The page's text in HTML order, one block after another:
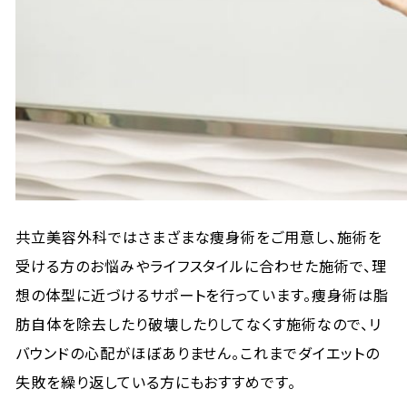
共立美容外科ではさまざまな痩身術をご用意し、施術を
受ける方のお悩みやライフスタイルに合わせた施術で、理
想の体型に近づけるサポートを行っています。痩身術は脂
肪自体を除去したり破壊したりしてなくす施術なので、リ
バウンドの心配がほぼありません。これまでダイエットの
失敗を繰り返している方にもおすすめです。